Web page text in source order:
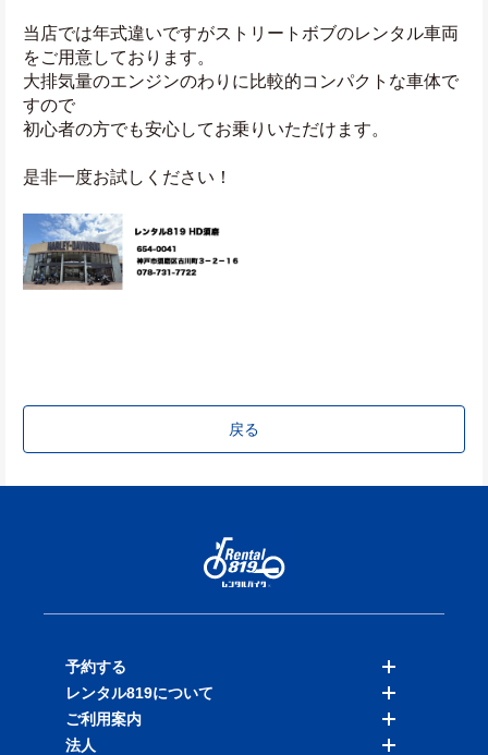
当店では年式違いですがストリートボブのレンタル車両
をご用意しております。
大排気量のエンジンのわりに比較的コンパクトな車体で
すので
初心者の方でも安心してお乗りいただけます。
是非一度お試しください！
戻る
予約する
バイクを探す
店舗を探す
レンタル819について
料金表
ご利用案内
法人